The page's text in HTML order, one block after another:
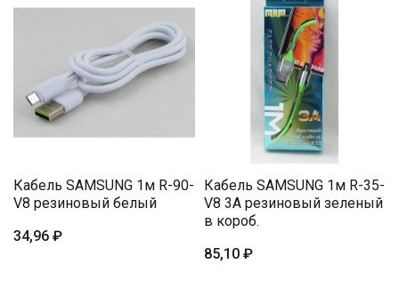
Кабель SAMSUNG 1м R-90-
V8 резиновый белый
34,96 ₽
Кабель SAMSUNG 1м R-35-
V8 3A резиновый зеленый
в короб.
85,10 ₽